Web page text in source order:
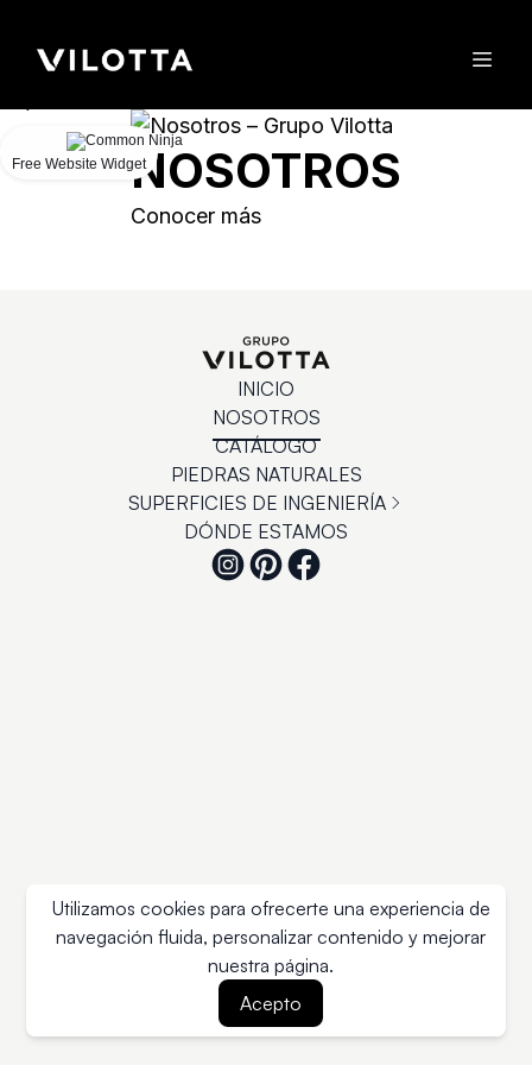
NOSOTROS
Conocer más
Utilizamos cookies para ofrecerte una experiencia de
navegación fluida, personalizar contenido y mejorar
nuestra página.
Acepto
make
Free Website Widget
INICIO
NOSOTROS
CATÁLOGO
PIEDRAS NATURALES
SUPERFICIES DE INGENIERÍA
DÓNDE ESTAMOS